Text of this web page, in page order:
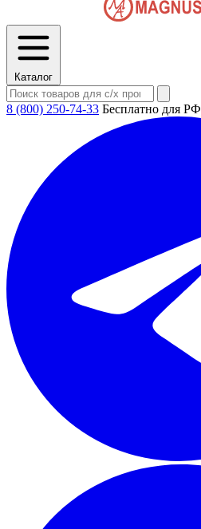
Каталог
8 (800) 250-74-33 Бесплатно для РФ